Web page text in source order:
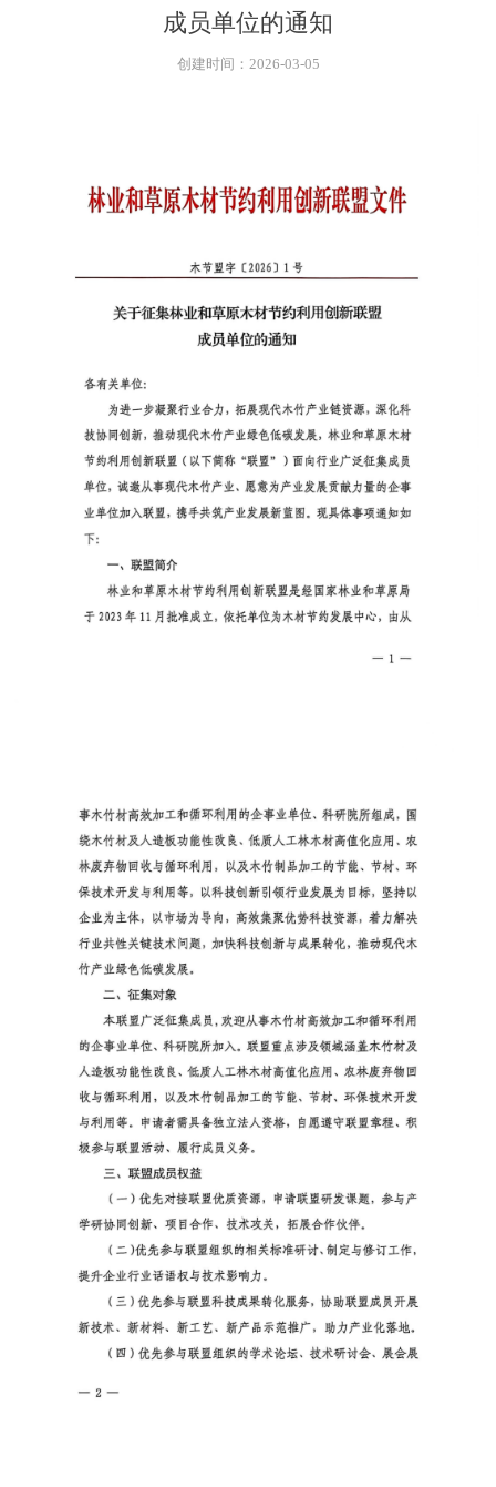
成员单位的通知
创建时间： 2026-03-05